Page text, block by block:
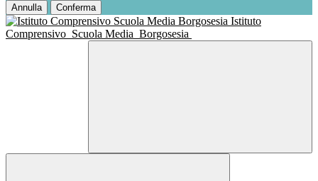
Annulla Conferma
Istituto
Comprensivo Scuola Media Borgosesia